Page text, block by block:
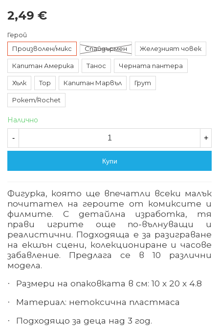
2,49 €
Герой
Произволен/микс
Спайдърмен Железният човек
Капитан Америка Танос Черната пантера
Хълк Тор Капитан Марвъл Грут
Рокет/Rochet
Налично
- +
Купи
Фигурка, която ще впечатли всеки малък
почитател на героите от комиксите и
филмите. С детайлна изработка, тя
прави игрите още по-вълнуващи и
реалистични. Подходяща е за разиграване
на екшън сцени, колекциониране и часове
забавление. Предлага се в 10 различни
модела.
· Размери на опаковката в см: 10 х 20 х 4.8
· Материал: нетоксична пластмаса
· Подходящо за деца над 3 год.